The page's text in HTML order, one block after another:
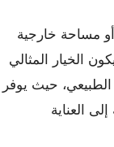
مساحة خارجية
الخيار المثالي
الطبيعي، حيث يوفر
العناية